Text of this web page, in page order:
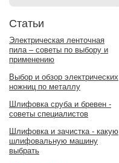
Статьи
Электрическая ленточная
пила – советы по выбору и
применению
Выбор и обзор электрических
ножниц по металлу
Шлифовка сруба и бревен -
советы специалистов
Шлифовка и зачистка - какую
шлифовальную машину
выбрать